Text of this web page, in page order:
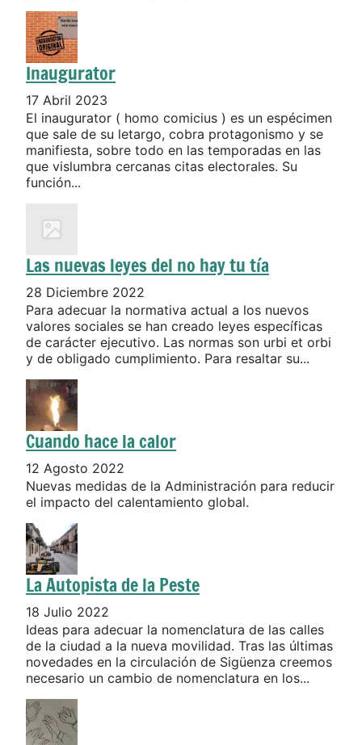
Inaugurator
17 Abril 2023
El inaugurator ( homo comicius ) es un espécimen
que sale de su letargo, cobra protagonismo y se
manifiesta, sobre todo en las temporadas en las
que vislumbra cercanas citas electorales. Su
función...
Las nuevas leyes del no hay tu tía
28 Diciembre 2022
Para adecuar la normativa actual a los nuevos
valores sociales se han creado leyes específicas
de carácter ejecutivo. Las normas son urbi et orbi
y de obligado cumplimiento. Para resaltar su...
Cuando hace la calor
12 Agosto 2022
Nuevas medidas de la Administración para reducir
el impacto del calentamiento global.
La Autopista de la Peste
18 Julio 2022
Ideas para adecuar la nomenclatura de las calles
de la ciudad a la nueva movilidad. Tras las últimas
novedades en la circulación de Sigüenza creemos
necesario un cambio de nomenclatura en los...